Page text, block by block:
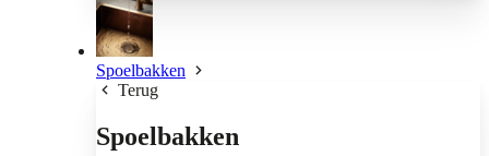
Spoelbakken
Terug
Spoelbakken